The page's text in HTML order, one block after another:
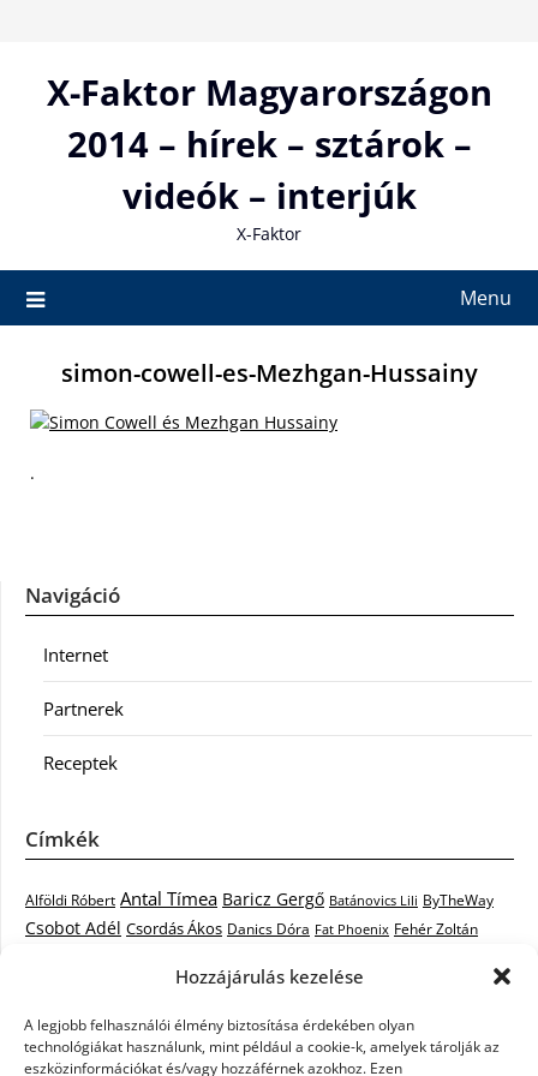
Hozzájárulás kezelése
A legjobb felhasználói élmény biztosítása érdekében olyan
technológiákat használunk, mint például a cookie-k, amelyek tárolják az
eszközinformációkat és/vagy hozzáférnek azokhoz. Ezen
contentX-Faktor Magyarországon
2014 – hírek – sztárok –
videók – interjúk
X-Faktor
Menu
simon-cowell-es-Mezhgan-Hussainy
.
Navigáció
Internet
Partnerek
Receptek
Címkék
Alföldi Róbert Antal Tímea Baricz Gergő Batánovics Lili ByTheWay
Csobot Adél Csordás Ákos Danics Dóra Fat Phoenix Fehér Zoltán
Kovács László Stone
Krasznai Tünde Like LiL C. Malek Miklós mentor Muri Enikő
Nagy Feró Oláh Gergő Péterffy Lili Rocktenors RTL Klub